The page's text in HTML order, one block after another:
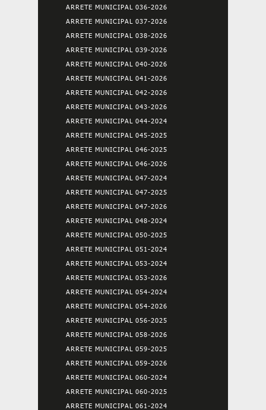
ARRETE MUNICIPAL 036-2026
ARRETE MUNICIPAL 037-2026
ARRETE MUNICIPAL 038-2026
ARRETE MUNICIPAL 039-2026
ARRETE MUNICIPAL 040-2026
ARRETE MUNICIPAL 041-2026
ARRETE MUNICIPAL 042-2026
ARRETE MUNICIPAL 043-2026
ARRETE MUNICIPAL 044-2024
ARRETE MUNICIPAL 045-2025
ARRETE MUNICIPAL 046-2025
ARRETE MUNICIPAL 046-2026
ARRETE MUNICIPAL 047-2024
ARRETE MUNICIPAL 047-2025
ARRETE MUNICIPAL 047-2026
ARRETE MUNICIPAL 048-2024
ARRETE MUNICIPAL 050-2025
ARRETE MUNICIPAL 051-2024
ARRETE MUNICIPAL 053-2024
ARRETE MUNICIPAL 053-2026
ARRETE MUNICIPAL 054-2024
ARRETE MUNICIPAL 054-2026
ARRETE MUNICIPAL 056-2025
ARRETE MUNICIPAL 058-2026
ARRETE MUNICIPAL 059-2025
ARRETE MUNICIPAL 059-2026
ARRETE MUNICIPAL 060-2024
ARRETE MUNICIPAL 060-2025
ARRETE MUNICIPAL 061-2024